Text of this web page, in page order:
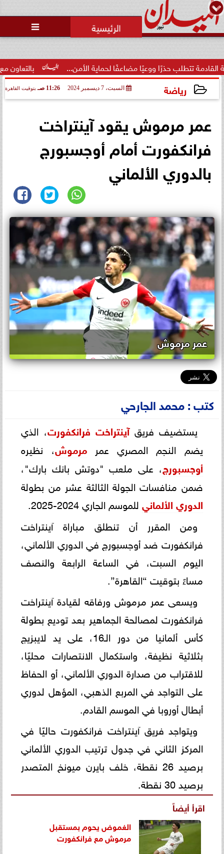

بالتعاون مع البنك حذرًا ووعيًا مضاعفًا لحماية الأمن...
رياضة السبت، 7 ديسمبر 2024 11:26 صـ بتوقيت القاهرة
عمر مرموش يقود آينتراخت
فرانكفورت أمام أوجسبورج
بالدوري الألماني
عمر مرموش
كتب : محمد الجارحي
يستضيف فريقآينتراخت فرانكفورت، الذي
يضم النجم المصري عمرمرموش، نظيره
أوجسبورج، على ملعب "دوتش بانك بارك"،
ضمن منافسات الجولة الثالثة عشر من بطولة
الدوري الألماني للموسم الجاري 2024-2025.
ومن المقرر أن تنطلق مباراة آينتراخت
فرانكفورت ضد أوجسبورج في الدوري الألماني،
اليوم السبت، في الساعة الرابعة والنصف
مساءً بتوقيت “القاهرة”.
ويسعى عمر مرموش ورفاقه لقيادة آينتراخت
فرانكفورت لمصالحة الجماهير بعد توديع بطولة
كأس ألمانيا من دور الـ16، على يد لايبزيج
بثلاثية نظيفة، واستكمال الانتصارات محليًا،
للاقتراب من صدارة الدوري الألماني، أو الحفاظ
على التواجد في المربع الذهبي، المؤهل لدوري
أبطال أوروبا في الموسم القادم.
ويتواجد فريق آينتراخت فرانكفورت حاليًا في
المركز الثاني في جدول ترتيب الدوري الألماني
برصيد 26 نقطة، خلف بايرن ميونخ المتصدر
برصيد 30 نقطة.
اقرأ أيضاً
الغموض يحوم بمستقبل
مرموش مع فرانكفورت